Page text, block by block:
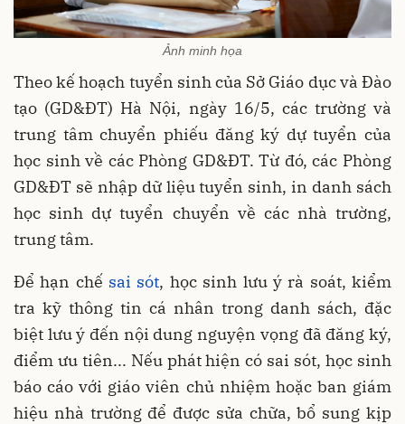
Ảnh minh họa
Theo kế hoạch tuyển sinh của Sở Giáo dục và Đào
tạo (GD&ĐT) Hà Nội, ngày 16/5, các trường và
trung tâm chuyển phiếu đăng ký dự tuyển của
học sinh về các Phòng GD&ĐT. Từ đó, các Phòng
GD&ĐT sẽ nhập dữ liệu tuyển sinh, in danh sách
học sinh dự tuyển chuyển về các nhà trường,
trung tâm.
Để hạn chế sai sót, học sinh lưu ý rà soát, kiểm
tra kỹ thông tin cá nhân trong danh sách, đặc
biệt lưu ý đến nội dung nguyện vọng đã đăng ký,
điểm ưu tiên... Nếu phát hiện có sai sót, học sinh
báo cáo với giáo viên chủ nhiệm hoặc ban giám
hiệu nhà trường để được sửa chữa, bổ sung kịp